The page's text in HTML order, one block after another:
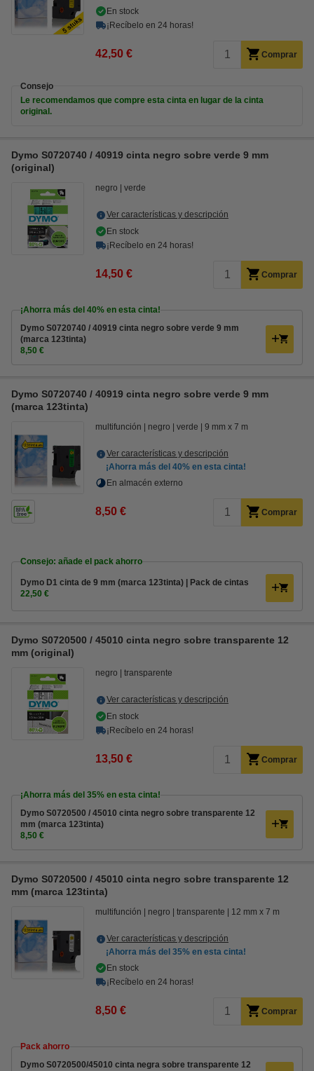
En stock
¡Recíbelo en 24 horas!
42,50 € Comprar
Consejo
Le recomendamos que compre esta cinta en lugar de la cinta
original.
Dymo S0720740 / 40919 cinta negro sobre verde 9 mm
(original)
negro verde
Ver características y descripción
En stock
¡Recíbelo en 24 horas!
14,50 € Comprar
¡Ahorra más del 40% en esta cinta!
Dymo S0720740 / 40919 cinta negro sobre verde 9 mm
(marca 123tinta)
8,50 €
Dymo S0720740 / 40919 cinta negro sobre verde 9 mm
(marca 123tinta)
multifunción negro verde 9 mm x 7 m
Ver características y descripción
¡Ahorra más del 40% en esta cinta!
En almacén externo
8,50 € Comprar
Consejo: añade el pack ahorro
Dymo D1 cinta de 9 mm (marca 123tinta) | Pack de cintas
22,50 €
Dymo S0720500 / 45010 cinta negro sobre transparente 12
mm (original)
negro transparente
Ver características y descripción
En stock
¡Recíbelo en 24 horas!
13,50 € Comprar
¡Ahorra más del 35% en esta cinta!
Dymo S0720500 / 45010 cinta negro sobre transparente 12
mm (marca 123tinta)
8,50 €
Dymo S0720500 / 45010 cinta negro sobre transparente 12
mm (marca 123tinta)
multifunción negro transparente 12 mm x 7 m
Ver características y descripción
¡Ahorra más del 35% en esta cinta!
En stock
¡Recíbelo en 24 horas!
8,50 € Comprar
Pack ahorro
Dymo S0720500/45010 cinta negra sobre transparente 12